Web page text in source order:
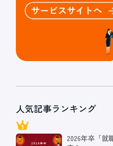
人気記事ランキング
2026年卒「就